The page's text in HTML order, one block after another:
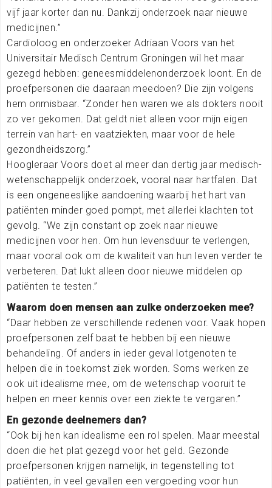
vijf jaar korter dan nu. Dankzij onderzoek naar nieuwe
medicijnen.”
Cardioloog en onderzoeker Adriaan Voors van het
Universitair Medisch Centrum Groningen wil het maar
gezegd hebben: geneesmiddelenonderzoek loont. En de
proefpersonen die daaraan meedoen? Die zijn volgens
hem onmisbaar. “Zonder hen waren we als dokters nooit
zo ver gekomen. Dat geldt niet alleen voor mijn eigen
terrein van hart- en vaatziekten, maar voor de hele
gezondheidszorg.”
Hoogleraar Voors doet al meer dan dertig jaar medisch-
wetenschappelijk onderzoek, vooral naar hartfalen. Dat
is een ongeneeslijke aandoening waarbij het hart van
patiënten minder goed pompt, met allerlei klachten tot
gevolg. “We zijn constant op zoek naar nieuwe
medicijnen voor hen. Om hun levensduur te verlengen,
maar vooral ook om de kwaliteit van hun leven verder te
verbeteren. Dat lukt alleen door nieuwe middelen op
patiënten te testen.”
Waarom doen mensen aan zulke onderzoeken mee?
“Daar hebben ze verschillende redenen voor. Vaak hopen
proefpersonen zelf baat te hebben bij een nieuwe
behandeling. Of anders in ieder geval lotgenoten te
helpen die in toekomst ziek worden. Soms werken ze
ook uit idealisme mee, om de wetenschap vooruit te
helpen en meer kennis over een ziekte te vergaren.”
En gezonde deelnemers dan?
“Ook bij hen kan idealisme een rol spelen. Maar meestal
doen die het plat gezegd voor het geld. Gezonde
proefpersonen krijgen namelijk, in tegenstelling tot
patiënten, in veel gevallen een vergoeding voor hun